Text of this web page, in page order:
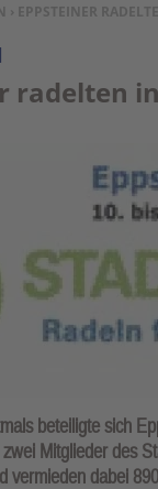
› EPPSTEINER
radelten
beteiligte sich
Mitglieder des
vermieden dabei